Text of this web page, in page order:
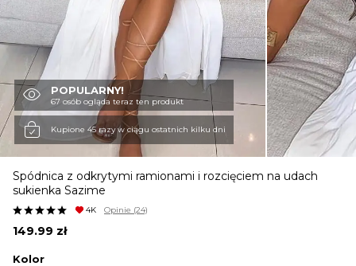
MODA PLAŻOWA
BLUZKI
KURTKI I PŁASZCZE
SPÓDNICE
POPULARNY!
67 osób ogląda teraz ten produkt
Kupione 45 razy w ciągu ostatnich kilku dni
Spódnica z odkrytymi ramionami i rozcięciem na udach
sukienka Sazime
4K Opinie (24)
149.99 zł
Kolor